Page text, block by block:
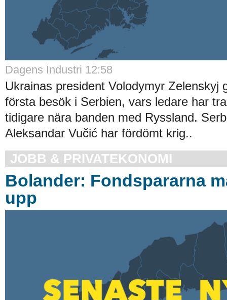
Dagens Industri 12:58
Ukrainas president Volodymyr Zelenskyj
första besök i Serbien, vars ledare har
tidigare nära banden med Ryssland.
Aleksandar Vučić har fördömt krig..
JOBB & PRIVATEKONOMI
Bolander: Fondspararna
upp